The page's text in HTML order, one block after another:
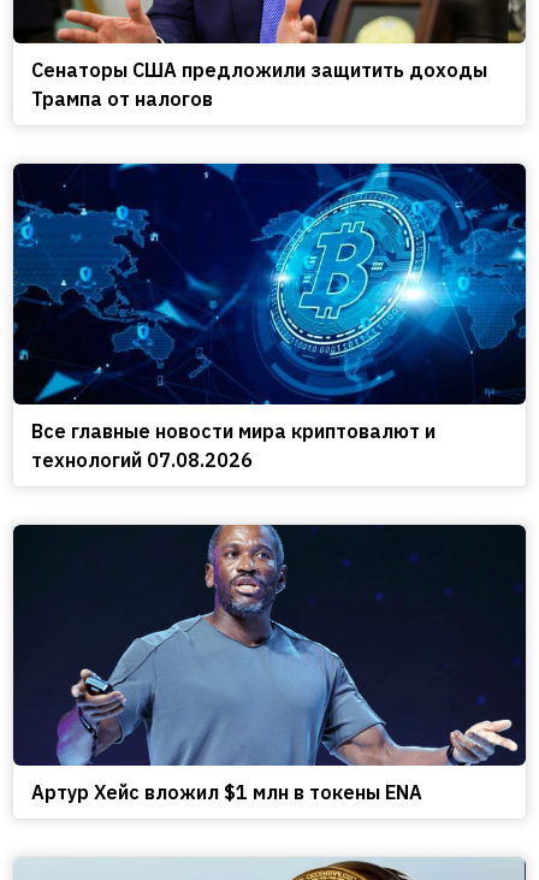
Сенаторы США предложили защитить доходы
Трампа от налогов
Все главные новости мира криптовалют и
технологий 07.08.2026
Артур Хейс вложил $1 млн в токены ENA